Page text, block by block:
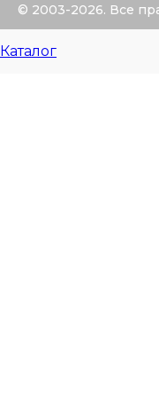
© 2003-2026. Все
Каталог